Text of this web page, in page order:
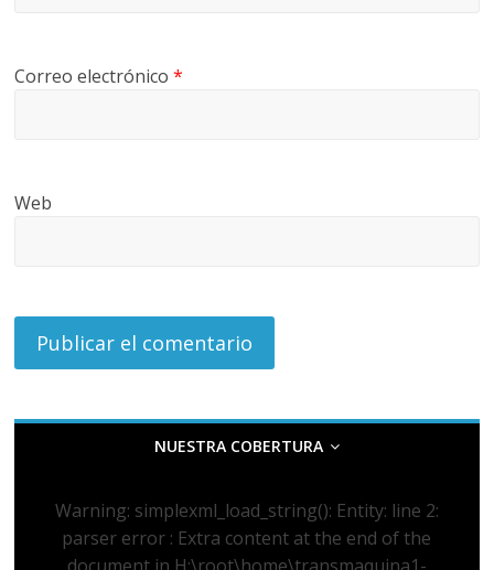
Correo electrónico*
Web
NUESTRA COBERTURA
Warning: simplexml_load_string(): Entity: line 2:
parser error : Extra content at the end of the